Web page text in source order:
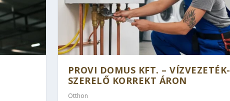
PROVI DOMUS KFT. – VÍZVEZETÉK-
SZERELŐ KORREKT ÁRON
Otthon